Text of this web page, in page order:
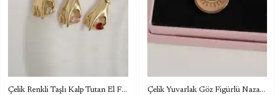
Çelik Renkli Taşlı Kalp Tutan El Figürlü Kolye Çelik Yuvarlak Göz Figürlü Nazar Kolye